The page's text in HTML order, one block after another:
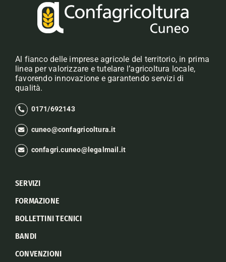
Al fianco delle imprese agricole del territorio, in prima
linea per valorizzare e tutelare l’agricoltura locale,
favorendo innovazione e garantendo servizi di
qualità.
0171/692143
cuneo@confagricoltura.it
confagri.cuneo@legalmail.it
SERVIZI
FORMAZIONE
BOLLETTINI TECNICI
BANDI
CONVENZIONI